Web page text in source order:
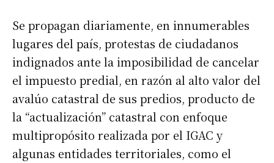
Se propagan diariamente, en innumerables
lugares del país, protestas de ciudadanos
indignados ante la imposibilidad de cancelar
el impuesto predial, en razón al alto valor del
avalúo catastral de sus predios, producto de
la “actualización” catastral con enfoque
multipropósito realizada por el IGAC y
algunas entidades territoriales, como el